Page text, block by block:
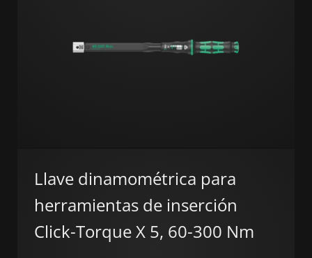
Llave dinamométrica para
herramientas de inserción
Click-Torque X 5, 60-300 Nm